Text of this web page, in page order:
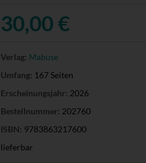
30,00 €
Verlag: Mabuse
Umfang: 167 Seiten
Erscheinungsjahr: 2026
Bestellnummer: 202760
ISBN: 9783863217600
lieferbar